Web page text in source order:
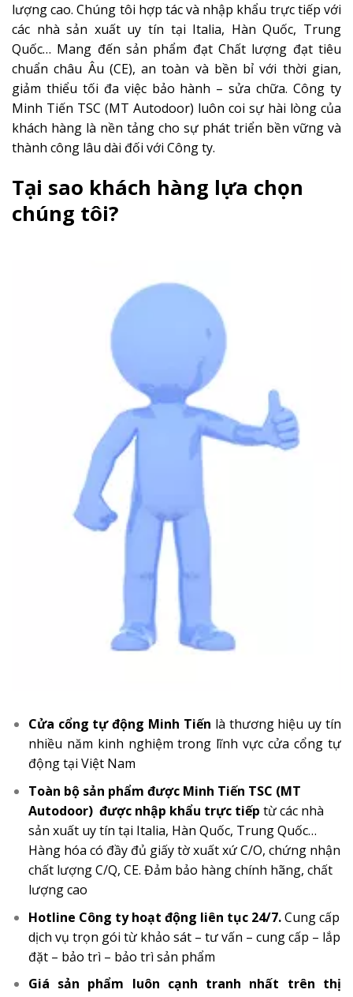
lượng cao. Chúng tôi hợp tác và nhập khẩu trực tiếp với
các nhà sản xuất uy tín tại Italia, Hàn Quốc, Trung
Quốc… Mang đến sản phẩm đạt Chất lượng đạt tiêu
chuẩn châu Âu (CE), an toàn và bền bỉ với thời gian,
giảm thiểu tối đa việc bảo hành – sửa chữa. Công ty
Minh Tiến TSC (MT Autodoor) luôn coi sự hài lòng của
khách hàng là nền tảng cho sự phát triển bền vững và
thành công lâu dài đối với Công ty.
Tại sao khách hàng lựa chọn
chúng tôi?
Cửa cổng tự động Minh Tiến là thương hiệu uy tín
nhiều năm kinh nghiệm trong lĩnh vực cửa cổng tự
động tại Việt Nam
Toàn bộ sản phẩm được Minh Tiến TSC (MT
Autodoor) được nhập khẩu trực tiếp từ các nhà
sản xuất uy tín tại Italia, Hàn Quốc, Trung Quốc…
Hàng hóa có đầy đủ giấy tờ xuất xứ C/O, chứng nhận
chất lượng C/Q, CE. Đảm bảo hàng chính hãng, chất
lượng cao
Hotline Công ty hoạt động liên tục 24/7.Cung cấp
dịch vụ trọn gói từ khảo sát – tư vấn – cung cấp – lắp
đặt – bảo trì – bảo trì sản phẩm
Giá sản phẩm luôn cạnh tranh nhất trên thị